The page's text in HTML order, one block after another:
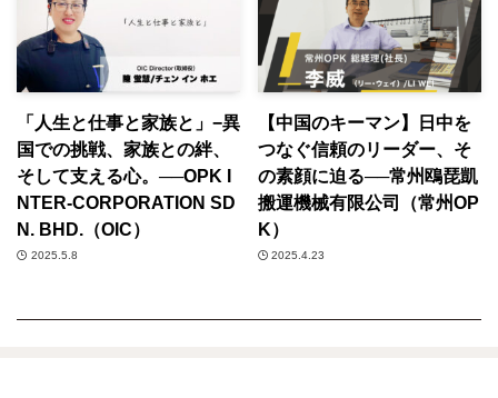
「人生と仕事と家族と」−異
国での挑戦、家族との絆、
そして支える心。──OPK I
NTER-CORPORATION SD
N. BHD.（OIC）
2025.5.8
【中国のキーマン】日中を
つなぐ信頼のリーダー、そ
の素顔に迫る──常州鴎琵凱
搬運機械有限公司（常州OP
K）
2025.4.23